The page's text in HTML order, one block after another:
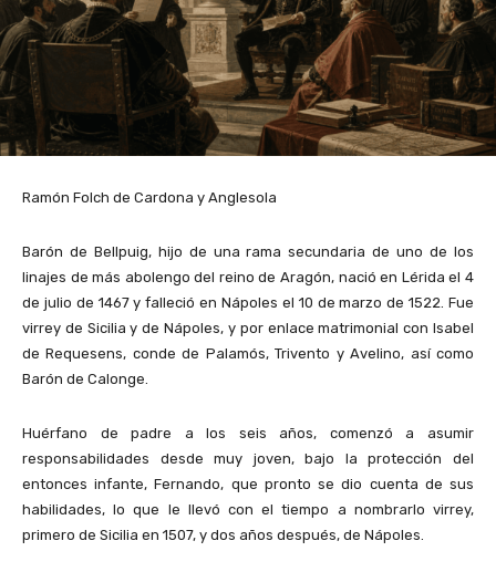
Ramón Folch de Cardona y Anglesola
Barón de Bellpuig, hijo de una rama secundaria de uno de los
linajes de más abolengo del reino de Aragón, nació en Lérida el 4
de julio de 1467 y falleció en Nápoles el 10 de marzo de 1522. Fue
virrey de Sicilia y de Nápoles, y por enlace matrimonial con Isabel
de Requesens, conde de Palamós, Trivento y Avelino, así como
Barón de Calonge.
Huérfano de padre a los seis años, comenzó a asumir
responsabilidades desde muy joven, bajo la protección del
entonces infante, Fernando, que pronto se dio cuenta de sus
habilidades, lo que le llevó con el tiempo a nombrarlo virrey,
primero de Sicilia en 1507, y dos años después, de Nápoles.